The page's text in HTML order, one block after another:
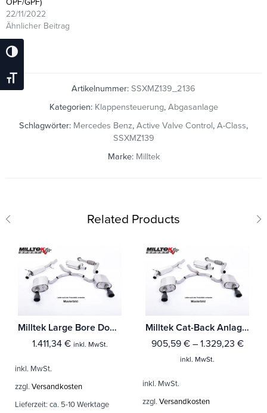
Umschalten Auf Hohe Kontraste
Schrift Vergrößern
22/11/2022
Ähnlicher Beitrag
Artikelnummer: SSXMZ139_2136
Kategorien: Klappensteuerung, Abgasanlage
Schlagwörter: Mercedes Benz, Active Valve Control, A-Class,
SSXMZ139
Marke: Milltek
Related Products
Milltek Large Bore Downpipe und Hi-Flow Sports Cat Mercedes A-Class A35 AMG 2.0 Turbo (W177 Hatch Only OPF/GPF Modelle)
1.411,34 € inkl. MwSt.
inkl. MwSt.
zzgl. Versandkosten
Lieferzeit: ca. 5-10 Werktage
Milltek Cat-Back Anlage Mercedes A-Class A35 AMG 2.0 Turbo (Nur für Limousine - OPF/GPF Modelle)
905,59 €– 1.329,23 €
inkl. MwSt.
inkl. MwSt.
zzgl. Versandkosten